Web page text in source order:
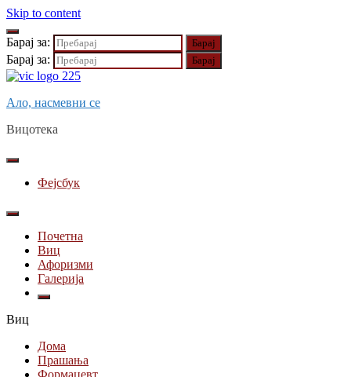
Skip to content
Барај за:
Барај за:
Ало, насмевни се
Вицотека
Фејсбук
Почетна
Виц
Афоризми
Галерија
Виц
Дома
Прашања
Формацевт